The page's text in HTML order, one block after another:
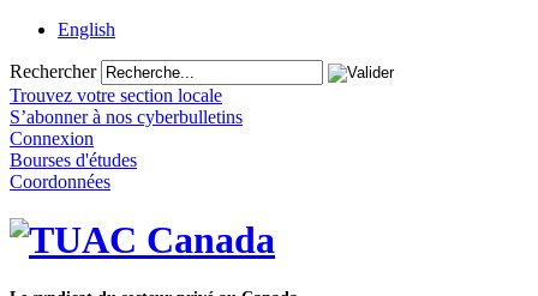
English
Rechercher
Trouvez votre section locale
S’abonner à nos cyberbulletins
Connexion
Bourses d'études
Coordonnées